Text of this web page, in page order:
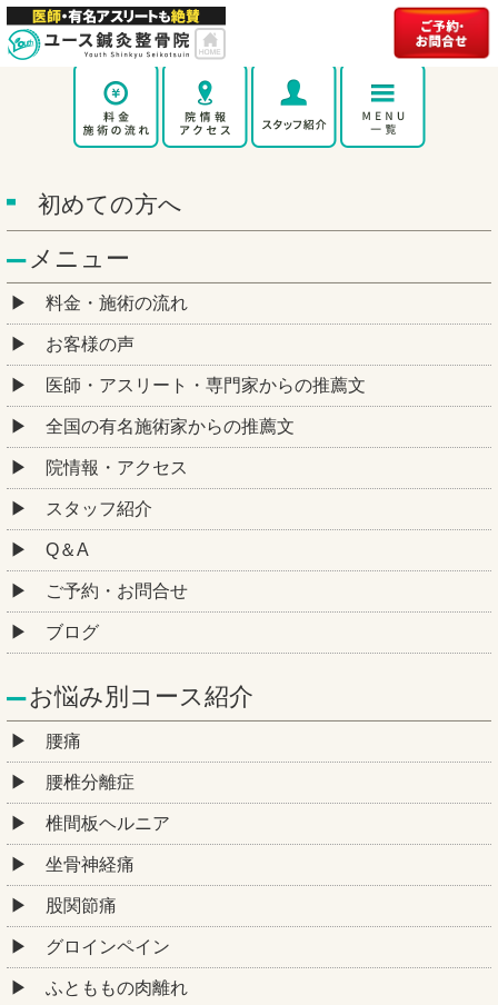
初めての方へ
メニュー
料金・施術の流れ
お客様の声
医師・アスリート・専門家からの推薦文
全国の有名施術家からの推薦文
院情報・アクセス
スタッフ紹介
Q＆A
ご予約・お問合せ
ブログ
お悩み別コース紹介
腰痛
腰椎分離症
椎間板ヘルニア
坐骨神経痛
股関節痛
グロインペイン
ふとももの肉離れ